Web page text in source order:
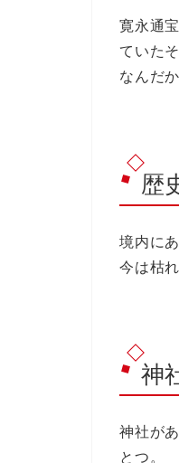
寛永通
ていたそ
なんだ
歴
境内に
今は枯
神
神社が
とつ。